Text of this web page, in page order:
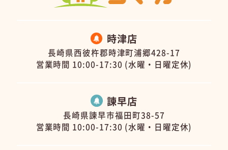
時津店
長崎県西彼杵郡時津町浦郷428-17
営業時間 10:00-17:30 (水曜・日曜定休)
諫早店
長崎県諫早市福田町38-57
営業時間 10:00-17:30 (水曜・日曜定休)